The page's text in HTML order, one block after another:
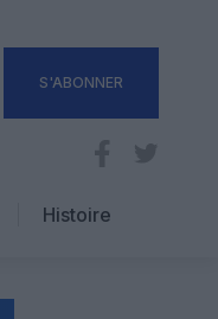
S'ABONNER
Histoire